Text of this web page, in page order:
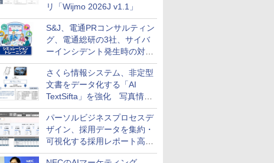
リ「Wijmo 2026J v1.1」
S&J、電通PRコンサルティン
グ、電通総研の3社、サイバ
ーインシデント発生時の対応
と危機管理広報を一体的に訓
練するプログラムを提供
さくら情報システム、非定型
文書をデータ化する「AI
TextSifta」を強化 写真情報
のデータ化などに対応
パーソルビジネスプロセスデ
ザイン、採用データを集約・
可視化する採用レポート高速
化サービスを提供